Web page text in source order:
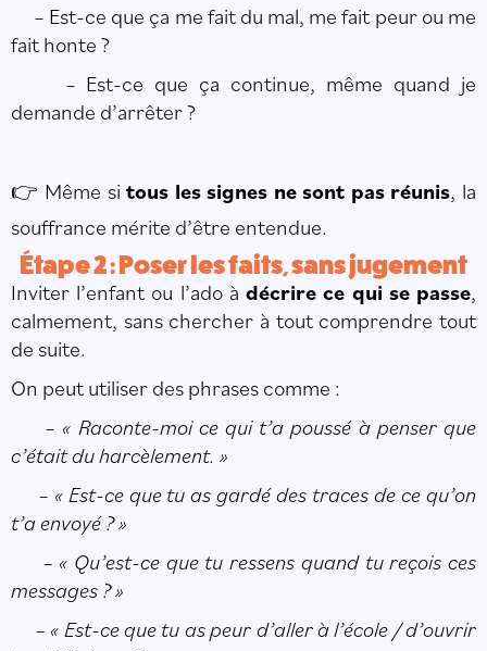
– Est-ce que ça me fait du mal, me fait peur ou me
fait honte ?
– Est-ce que ça continue, même quand je
demande d’arrêter ?
👉 Même sitous les signes ne sont pas réunis, la
souffrance mérite d’être entendue.
Étape 2 : Poser les faits, sans jugement
Inviter l’enfant ou l’ado àdécrire ce qui se passe,
calmement, sans chercher à tout comprendre tout
de suite.
On peut utiliser des phrases comme :
– « Raconte-moi ce qui t’a poussé à penser que
c’était du harcèlement. »
– « Est-ce que tu as gardé des traces de ce qu’on
t’a envoyé ? »
– « Qu’est-ce que tu ressens quand tu reçois ces
messages ? »
– « Est-ce que tu as peur d’aller à l’école / d’ouvrir